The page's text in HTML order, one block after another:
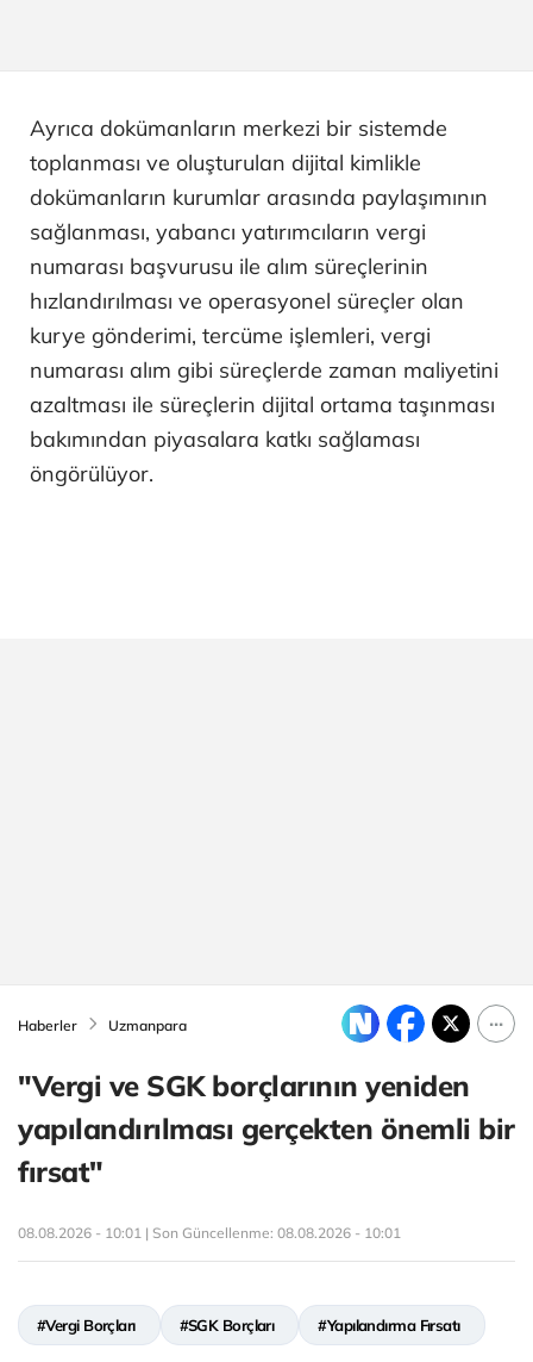
Ayrıca dokümanların merkezi bir sistemde
toplanması ve oluşturulan dijital kimlikle
dokümanların kurumlar arasında paylaşımının
sağlanması, yabancı yatırımcıların vergi
numarası başvurusu ile alım süreçlerinin
hızlandırılması ve operasyonel süreçler olan
kurye gönderimi, tercüme işlemleri, vergi
numarası alım gibi süreçlerde zaman maliyetini
azaltması ile süreçlerin dijital ortama taşınması
bakımından piyasalara katkı sağlaması
öngörülüyor.
Haberler Uzmanpara
"Vergi ve SGK borçlarının yeniden
yapılandırılması gerçekten önemli bir
fırsat"
08.08.2026 - 10:01 | Son Güncellenme: 08.08.2026 - 10:01
#Vergi Borçları #SGK Borçları #Yapılandırma Fırsatı